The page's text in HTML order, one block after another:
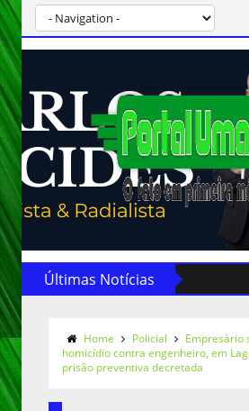
Últimas Notícias
Home Policial
Empresário
homicídio contra engenheiro, em
prisão preventiva decretada